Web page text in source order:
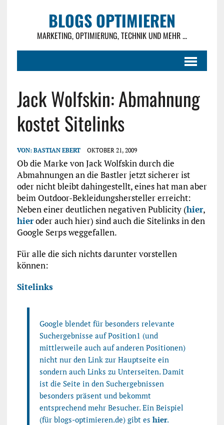
BLOGS OPTIMIEREN
MARKETING, OPTIMIERUNG, TECHNIK UND MEHR ...
Jack Wolfskin: Abmahnung
kostet Sitelinks
VON: BASTIAN EBERT OKTOBER 21, 2009
Ob die Marke von Jack Wolfskin durch die
Abmahnungen an die Bastler jetzt sicherer ist
oder nicht bleibt dahingestellt, eines hat man aber
beim Outdoor-Bekleidungshersteller erreicht:
Neben einer deutlichen negativen Publicity (hier,
hieroder auch hier) sind auch die Sitelinks in den
Google Serps weggefallen.
Für alle die sich nichts darunter vorstellen
können:
Sitelinks
Google blendet für besonders relevante
Suchergebnisse auf Position1 (und
mittlerweile auch auf anderen Positionen)
nicht nur den Link zur Hauptseite ein
sondern auch Links zu Unterseiten. Damit
ist die Seite in den Suchergebnissen
besonders präsent und bekommt
entsprechend mehr Besucher. Ein Beispiel
(für blogs-optimieren.de) gibt es hier.